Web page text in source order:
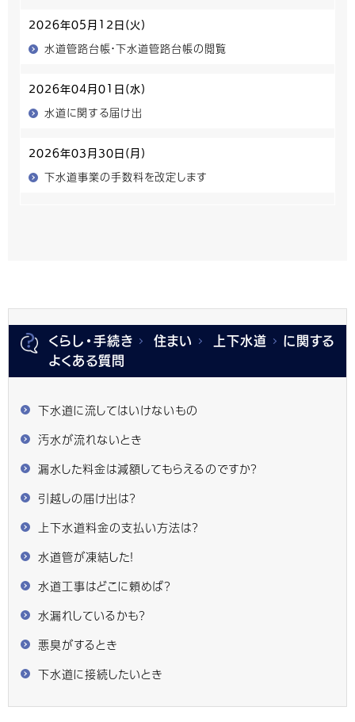
2026年05月12日(火)
水道管路台帳・下水道管路台帳の閲覧
2026年04月01日(水)
水道に関する届け出
2026年03月30日(月)
下水道事業の手数料を改定します
くらし・手続き 住まい 上下水道
に関する
よくある質問
下水道に流してはいけないもの
汚水が流れないとき
漏水した料金は減額してもらえるのですか？
引越しの届け出は？
上下水道料金の支払い方法は？
水道管が凍結した！
水道工事はどこに頼めば？
水漏れしているかも？
悪臭がするとき
下水道に接続したいとき